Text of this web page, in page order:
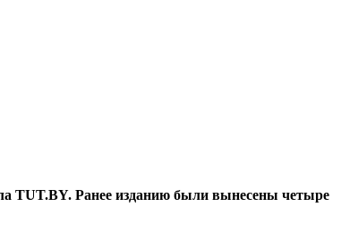
TUT.BY. Ранее изданию были вынесены четыре